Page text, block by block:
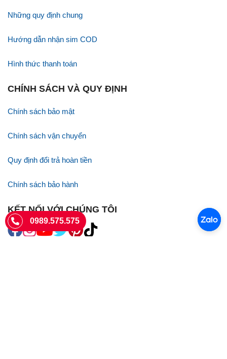
Những quy định chung
Hướng dẫn nhận sim COD
Hình thức thanh toán
CHÍNH SÁCH VÀ QUY ĐỊNH
Chính sách bảo mật
Chính sách vận chuyển
Quy định đổi trả hoàn tiền
Chính sách bảo hành
KẾT NỐI VỚI CHÚNG TÔI
0989.575.575